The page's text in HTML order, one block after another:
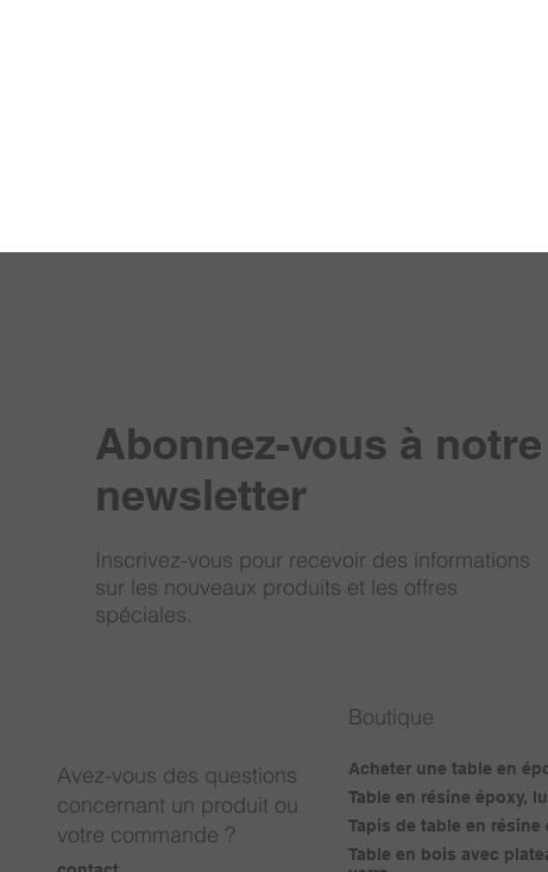
Abonnez-vous à notre
newsletter
Inscrivez-vous pour recevoir des informations
sur les nouveaux produits et les offres
spéciales.
Avez-vous des questions
concernant un produit ou
votre commande ?
Boutique
Acheter une table en
Table en résine époxy,
Table en bois avec
Tapis de table en résine